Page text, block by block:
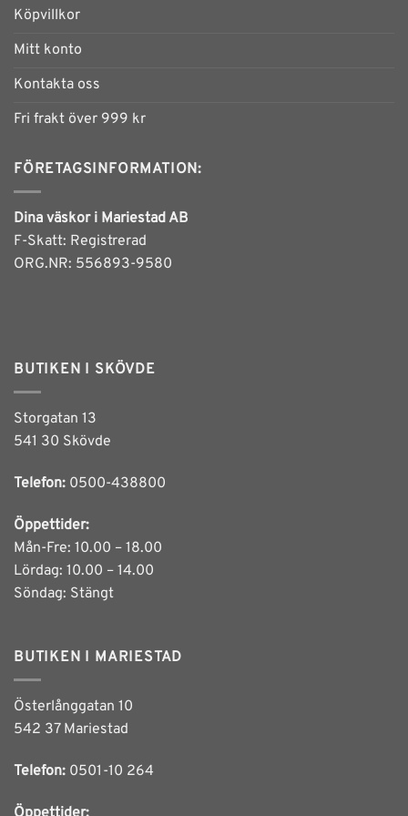
Köpvillkor
Mitt konto
Kontakta oss
Fri frakt över 999 kr
FÖRETAGSINFORMATION:
Dina väskor i Mariestad AB
F-Skatt: Registrerad
ORG.NR: 556893-9580
BUTIKEN I SKÖVDE
Storgatan 13
541 30 Skövde
Telefon: 0500-438800
Öppettider:
Mån-Fre: 10.00 – 18.00
Lördag: 10.00 – 14.00
Söndag: Stängt
BUTIKEN I MARIESTAD
Österlånggatan 10
542 37 Mariestad
Telefon: 0501-10 264